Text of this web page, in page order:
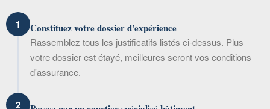
1 Constituez votre dossier d'expérience
Rassemblez tous les justificatifs listés ci-dessus. Plus
votre dossier est étayé, meilleures seront vos conditions
d'assurance.
2